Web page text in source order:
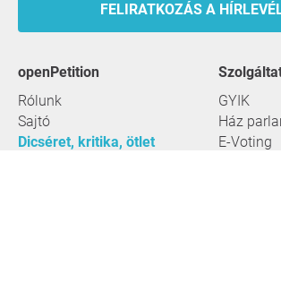
FELIRATKOZÁS A
openPetition
Rólunk
Sajtó
Dicséret, kritika, ötlet
GYIK
Ház
E-Voting